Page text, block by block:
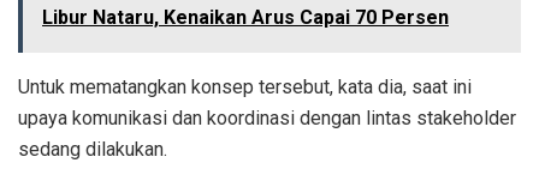
Libur Nataru, Kenaikan Arus Capai 70 Persen
Untuk mematangkan konsep tersebut, kata dia, saat ini
upaya komunikasi dan koordinasi dengan lintas stakeholder
sedang dilakukan.